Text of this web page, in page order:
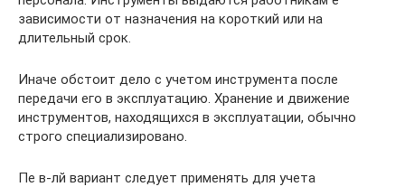
зависимости от назначения на короткий или на
длительный срок.
Иначе обстоит дело с учетом инструмента после
передачи его в эксплуатацию. Хранение и движение
инструментов, находящихся в эксплуатации, обычно
строго специализировано.
Пе в-лй вариант следует применять для учета